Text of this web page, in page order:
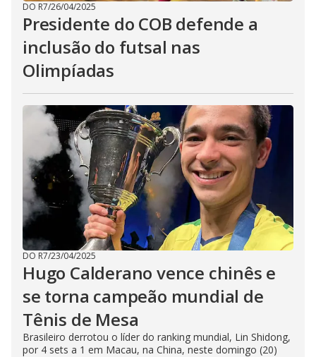
DO R7/26/04/2025
Presidente do COB defende a
inclusão do futsal nas
Olimpíadas
DO R7/23/04/2025
Hugo Calderano vence chinês e
se torna campeão mundial de
Tênis de Mesa
Brasileiro derrotou o líder do ranking mundial, Lin Shidong,
por 4 sets a 1 em Macau, na China, neste domingo (20)